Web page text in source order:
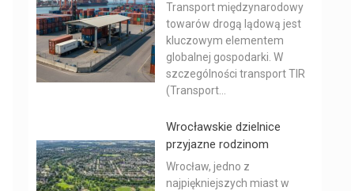
Transport międzynarodowy
towarów drogą lądową jest
kluczowym elementem
globalnej gospodarki. W
szczególności transport TIR
(Transport...
Wrocławskie dzielnice
przyjazne rodzinom
Wrocław, jedno z
najpiękniejszych miast w